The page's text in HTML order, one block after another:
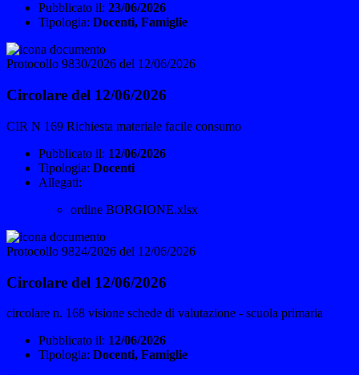
Pubblicato il: 23/06/2026
Tipologia: Docenti, Famiglie
Protocollo 9830/2026 del 12/06/2026
Circolare del 12/06/2026
CIR N 169 Richiesta materiale facile consumo
Pubblicato il: 12/06/2026
Tipologia: Docenti
Allegati:
ordine BORGIONE.xlsx
Protocollo 9824/2026 del 12/06/2026
Circolare del 12/06/2026
circolare n. 168 visione schede di valutazione - scuola primaria
Pubblicato il: 12/06/2026
Tipologia: Docenti, Famiglie